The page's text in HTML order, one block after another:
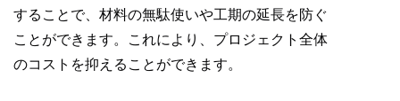
することで、材料の無駄使いや工期の延長を防ぐ
ことができます。これにより、プロジェクト全体
のコストを抑えることができます。